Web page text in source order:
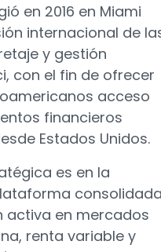
en 2016 en Miami
internacional de
y gestión
con el fin de ofrecer
acceso
financieros
Estados Unidos.
es en la
activa en mercados
renta variable y